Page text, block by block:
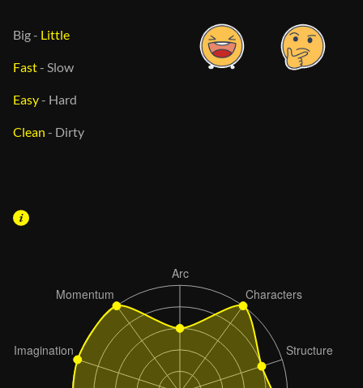
Big- Little
Fast- Slow
Easy- Hard
Clean - Dirty